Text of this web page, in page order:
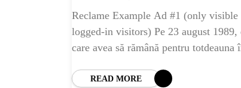
Reclame Example Ad #1 (only
logged-in visitors) Pe 23 august 1989,
care avea să rămână pentru totdeauna
de
READ MORE